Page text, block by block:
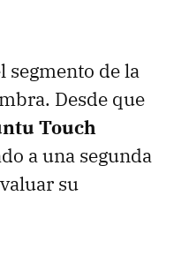
segmento de la
Desde que
Touch
a una segunda
su